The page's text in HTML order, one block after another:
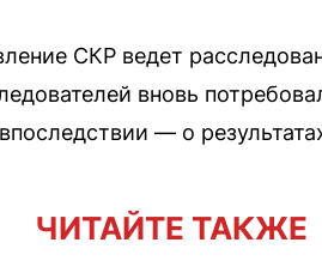
СКР ведет
вновь
— о
ЧИТАЙТЕ ТАКЖЕ